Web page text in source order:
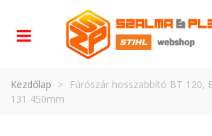
Kezdőlap >
Fúrószár hosszabbító BT 120,
131 450mm